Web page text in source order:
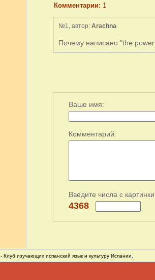
Комментарии: 1
№1, автор: Arachna
Почему написано "the
Ваше имя:
Комментарий:
Введите числа с
4368
- Клуб изучающих испанский язык и культуру Испании.